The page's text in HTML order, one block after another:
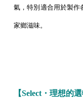
氣，特別適合用於製作
家鄉滋味。
【Select・理想的